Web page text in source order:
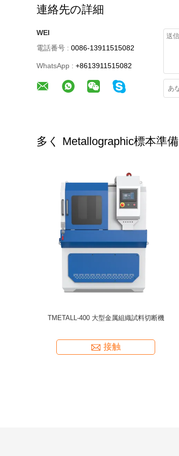
連絡先の詳細
WEI
電話番号 : 0086-13911515082
WhatsApp : +8613911515082
多く Metallographic標本準備
読み取り 20x ブリーネル顕微鏡 Jc-10 携帯測
接触